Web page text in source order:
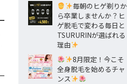
毎朝のヒゲ剃りか
ら卒業しませんか？ヒ
ゲ脱毛で変わる毎日と
TSURURINが選ばれる
理由
8月限定！今こそ
全身脱毛を始めるチャ
ンス